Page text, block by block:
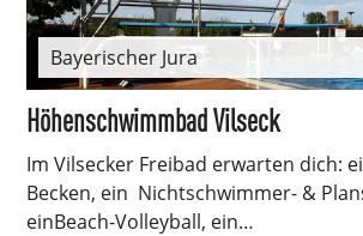
Bayerischer Jura
Höhenschwimmbad Vilseck
Im Vilsecker Freibad erwarten dich:
Becken, ein Nichtschwimmer- &
einBeach-Volleyball, ein…